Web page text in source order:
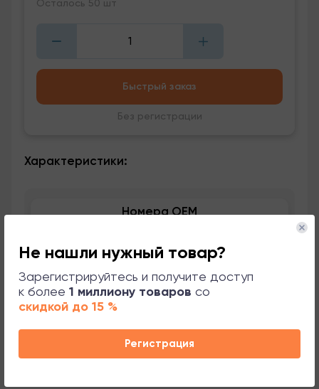
Не нашли нужный товар?
Зарегистрируйтесь и получите доступ
к более 1 миллиону товаров со
скидкой до 15 %
Регистрация
Осталось 50 шт
Быстрый заказ
Без регистрации
Характеристики:
Номера OEM
Применяемость
Сопутствующие товары